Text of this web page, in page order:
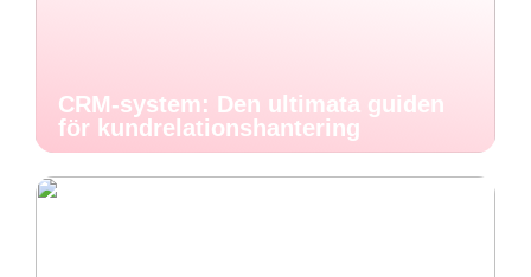
CRM-system: Den ultimata guiden
för kundrelationshantering